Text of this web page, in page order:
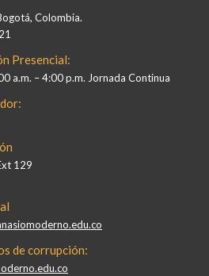
Colombia.
Presencial:
a.m. – 4:00 p.m. Jornada Continua
129
de corrupción: